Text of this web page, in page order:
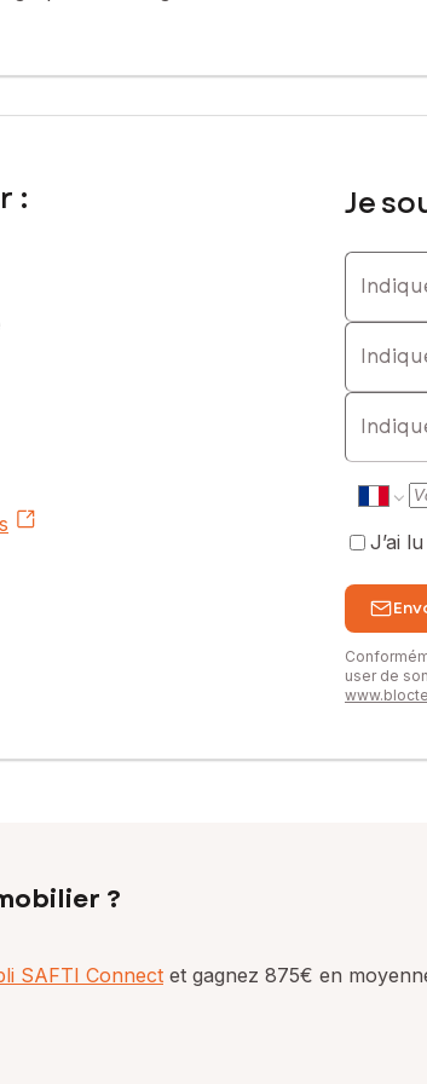
: Je
Indiquez
Indiquez
E-mail
J’ai
user de
?
SAFTI Connect et gagnez 875€ en